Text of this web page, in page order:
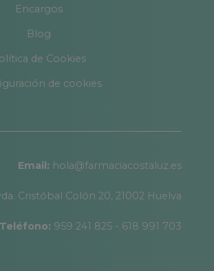
Encargos
Blog
de Cookies
de cookies
Email: hola@farmaciacostaluz.es
Cristóbal Colón 20, 21002 Huelva
Teléfono: 959 241 825 - 618 991 703